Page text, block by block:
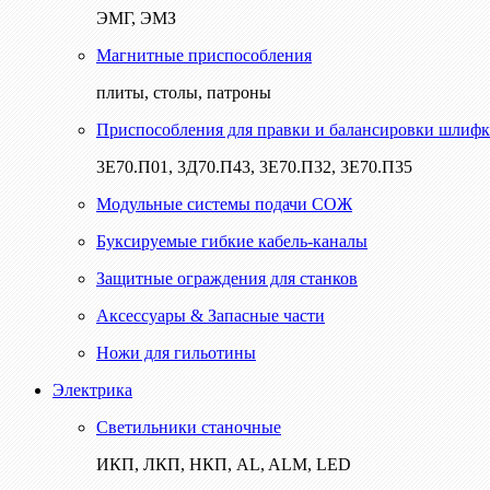
ЭМГ, ЭМЗ
Магнитные приспособления
плиты, столы, патроны
Приспособления для правки и балансировки
3Е70.П01, 3Д70.П43, 3Е70.П32, 3Е70.П35
Модульные системы подачи СОЖ
Буксируемые гибкие кабель-каналы
Защитные ограждения для станков
Аксессуары & Запасные части
Ножи для гильотины
Электрика
Светильники станочные
ИКП, ЛКП, НКП, AL, ALM, LED